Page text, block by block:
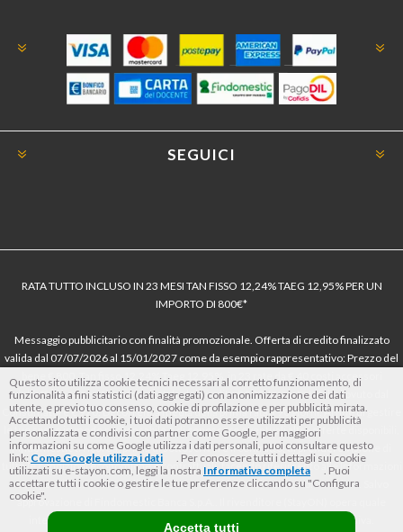
SEGUICI
RATA TUTTO INCLUSO IN 23 MESI TAN FISSO 12,24% TAEG 12,95% PER UN
IMPORTO DI 800€*
Messaggio pubblicitario con finalità promozionale. Offerta di credito finalizzato
valida dal 07/07/2026 al 15/01/2027 come da esempio rappresentativo: Prezzo del
bene € 800, Tan fisso 12,24% Taeg 12,95%, in 23 rate da € 40 costi accessori
dell’offerta azzerati. Importo totale del credito € 800. Importo totale dovuto dal
Consumatore € 920. Decorrenza media della prima rata a 90 giorni. Al fine di gestire
le tue spese in modo responsabile e di conoscere eventuali altre offerte disponibili,
Findomestic ti ricorda, prima di sottoscrivere il contratto, di prendere visione di
tutte le condizioni economiche e contrattuali, facendo riferimento alle Informazioni
Europee di Base sul Credito ai Consumatori (IEBCC) nel percorso online. Salvo
approvazione di Findomestic Banca S.p.A.. Il rivenditore (StayON) opera quale
intermediario del credito per Findomestic Banca S.p.A., non in esclusiva.
Questo sito utilizza cookie tecnici necessari al corretto funzionamento, di
funzionalità a fini statistici (dati aggregati) con anonimizzazione dei dati
utente, e previo tuo consenso, cookie di profilazione e per pubblicità mirata.
Accettando tutti i cookie, i tuoi dati potranno essere utilizzati per pubblicità
personalizzata e condivisi con partner come Google, per maggiori
informazioni su come Google utilizza i dati personali, puoi consultare questo
link: Come Google utilizza i dati
. Per conoscere tutti i dettagli sui cookie
utilizzati su e-stayon.com, leggi la nostra Informativa completa
. Puoi
accettare tutti i cookie o gestire le tue preferenze cliccando su "Configura
cookie".
Accetta tutti